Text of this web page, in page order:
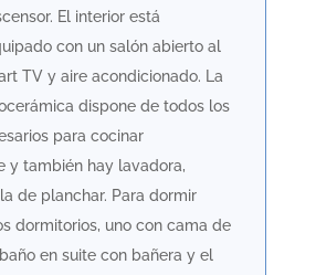
El interior está
con un salón abierto al
TV y aire acondicionado. La
dispone de todos los
para cocinar
y también hay lavadora,
de planchar. Para dormir
dormitorios, uno con cama de
en suite con bañera y el